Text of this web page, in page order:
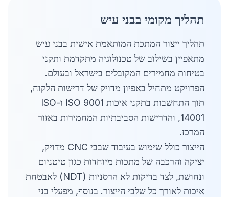
תהליך מקומי בבני עיש
תהליך ייצור המתכת המותאמת אישית בבני עיש
מתאפיין בשילוב של טכנולוגיה מתקדמת ותקני
בטיחות מחמירים המקובלים בישראל ובעולם.
הפרויקט מתחיל באפיון מדויק של דרישות הלקוח,
תוך התחשבות בתקני איכות ISO 9001 ו-ISO
14001, והדרישות הסביבתיות המחמירות באזור
המרכז.
הייצור כולל שימוש בעיבוד שבבי CNC מדויק,
יציקה והרכבה של מתכות מיוחדות כגון טיטניום
ונחושת, לצד בדיקות לא הרסניות (NDT) לאבטחת
איכות לאורך כל שלבי הייצור. בנוסף, מפעלי בני